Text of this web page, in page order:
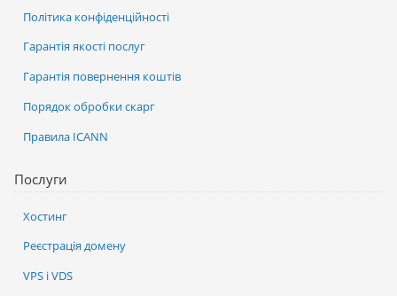
Послуги
Хостинг
Реєстрація домену
VPS і VDS
Політика конфіденційності
Гарантія якості послуг
Гарантія повернення коштів
Порядок обробки скарг
Правила ICANN